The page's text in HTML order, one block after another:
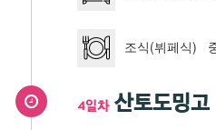
조식(뷔페식)
4일차산토도밍고